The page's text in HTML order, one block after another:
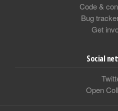
Code &
Bug
Get
Social
Open